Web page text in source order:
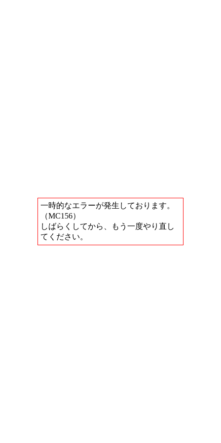
一時的なエラーが発生しております。
（MC156）
しばらくしてから、もう一度やり直し
てください。